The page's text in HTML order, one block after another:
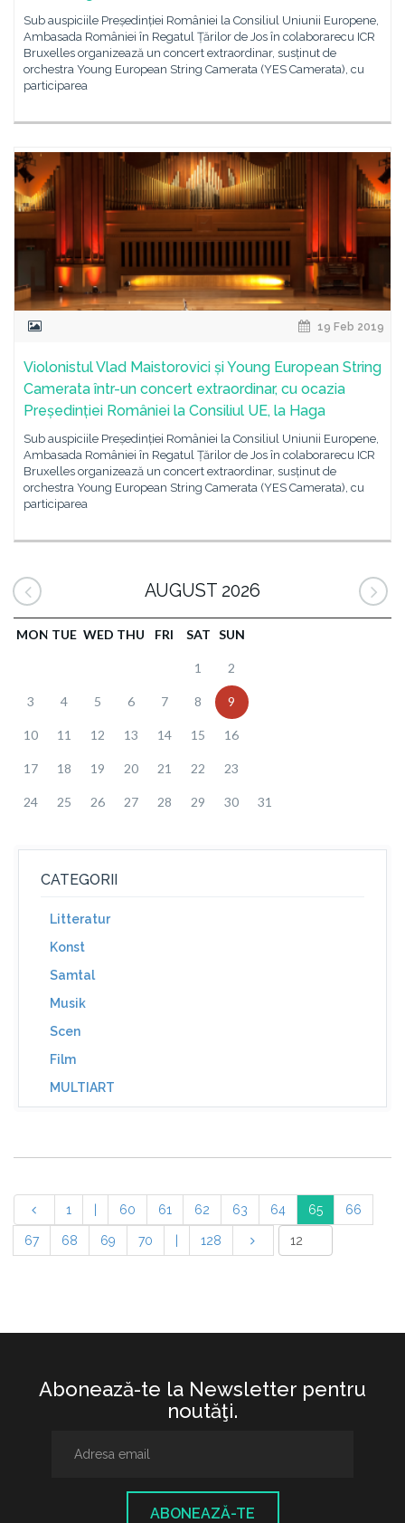
Sub auspiciile Președinției României la Consiliul Uniunii Europene,
Ambasada României în Regatul Țărilor de Jos în colaborarecu ICR
Bruxelles organizează un concert extraordinar, susținut de
orchestra Young European String Camerata (YES Camerata), cu
participarea
19 Feb 2019
Violonistul Vlad Maistorovici și Young European String
Camerata într-un concert extraordinar, cu ocazia
Președinției României la Consiliul UE, la Haga
Sub auspiciile Președinției României la Consiliul Uniunii Europene,
Ambasada României în Regatul Țărilor de Jos în colaborarecu ICR
Bruxelles organizează un concert extraordinar, susținut de
orchestra Young European String Camerata (YES Camerata), cu
participarea
AUGUST 2026
MON TUE WED THU FRI SAT SUN
1 2
3 4 5 6 7 8 9
10 11 12 13 14 15 16
17 18 19 20 21 22 23
24 25 26 27 28 29 30 31
CATEGORII
Litteratur
Konst
Samtal
Musik
Scen
Film
MULTIART
1 60 61 62 63 64 65 66
67 68 69 70 128
Abonează-te la Newsletter pentru
noutăţi.
ABONEAZĂ-TE